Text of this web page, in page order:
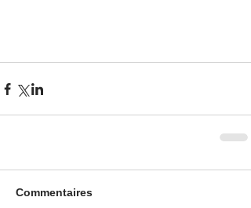
Commentaires